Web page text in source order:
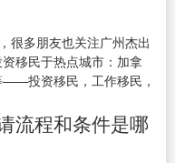
，很多朋友也关注广州杰出
移民于热点城市：加拿
——投资移民，工作移民，
流程和条件是哪